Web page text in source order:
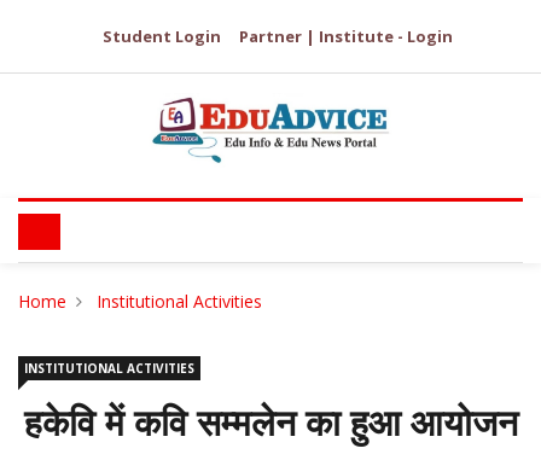
Student Login Partner | Institute - Login
Home Institutional Activities
INSTITUTIONAL ACTIVITIES
हकेवि में कवि सम्मलेन का हुआ आयोजन